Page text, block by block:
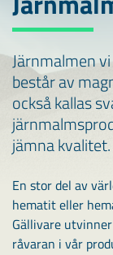
Järnmalmen
består av
också kallas
jämna kvalitet.
En stor del av
hematit eller
Gällivare
råvaran i vår